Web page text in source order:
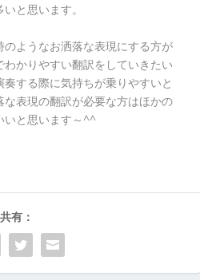
と思います。
ようなお洒落な表現にする方が
かりやすい翻訳をしていきたい
する際に気持ちが乗りやすいと
表現の翻訳が必要な方はほかの
いと思います～^^
共有：